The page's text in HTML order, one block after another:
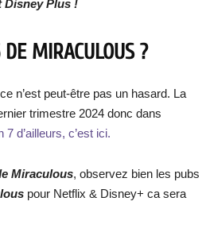
Disney Plus !
MIRACULOUS ?
n’est peut-être pas un hasard. La
trimestre 2024 donc dans
7 d’ailleurs, c’est ici.
Miraculous, observez bien les pubs
pour Netflix & Disney+ ca sera